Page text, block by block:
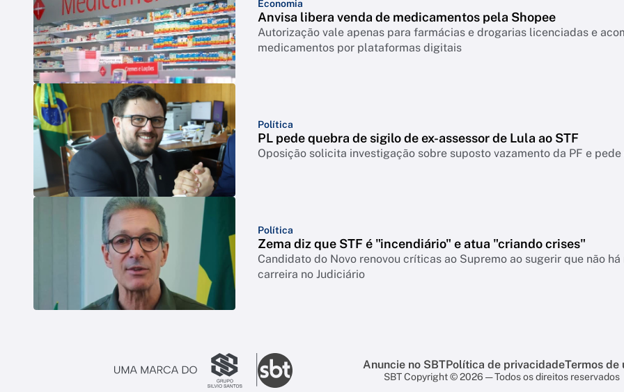
Economia
Anvisa libera venda de medicamentos pela Shopee
Autorização vale apenas para farmácias e drogarias licenciadas e
medicamentos por plataformas digitais
Política
PL pede quebra de sigilo de ex-assessor de Lula ao STF
Oposição solicita investigação sobre suposto vazamento da PF e
Política
Zema diz que STF é "incendiário" e atua "criando crises"
Candidato do Novo renovou críticas ao Supremo ao sugerir que não
carreira no Judiciário
Anuncie no SBTPolítica de privacidadeTermos de
SBT Copyright © 2026 — Todos os direitos reservados